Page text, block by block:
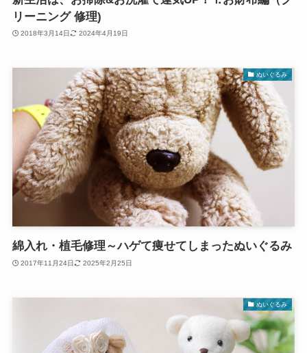
リーニング 修理)
2018年3月14日 2024年4月19日
ぬいぐるみ
綿入れ・植毛修理～ハゲて痩せてしまったぬいぐるみ
2017年11月24日 2025年2月25日
ぬいぐるみ